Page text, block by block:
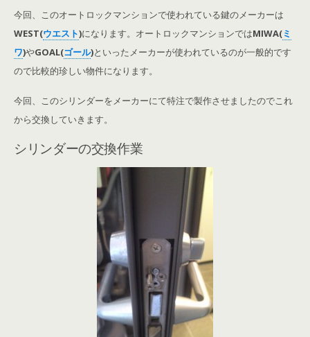
今回、このオートロックマンションで使われている鍵のメーカーは
WEST(ウエスト)になります。オートロックマンションではMIWA(ミ
ワ)やGOAL(ゴール)といったメーカーが使われているのが一般的です
ので比較的珍しい物件になります。
今回、このシリンダーをメーカーにて特注で製作させましたのでこれ
から交換していきます。
シリンダーの交換作業